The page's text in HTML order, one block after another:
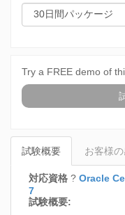
Try a FREE demo of
試験概要 お客様
対応資格 ? Oracle
7
試験概要: